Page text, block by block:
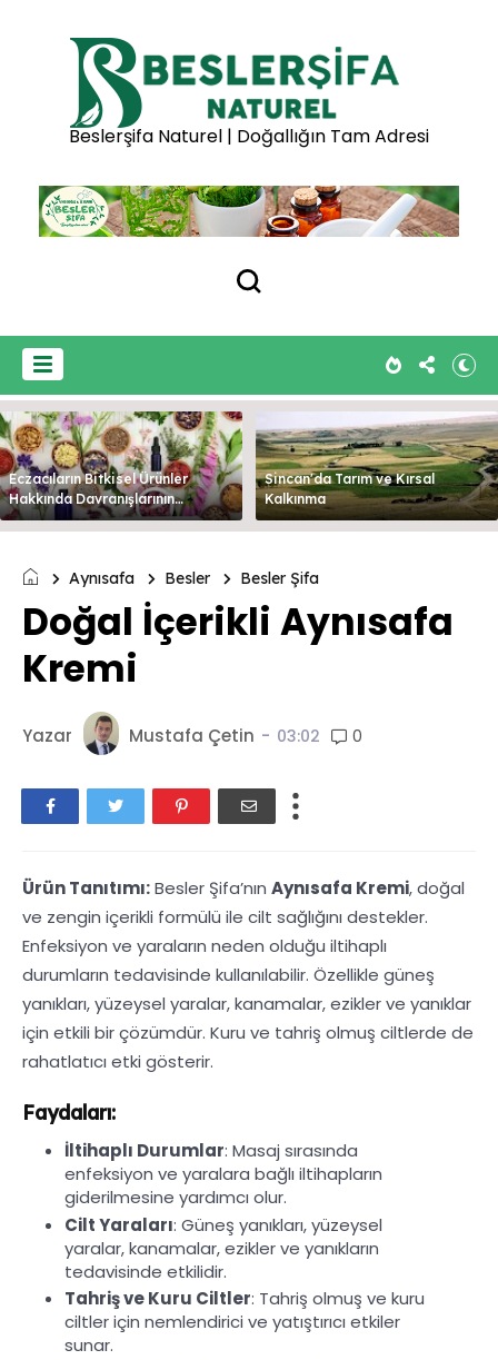
Beslerşifa Naturel | Doğallığın Tam Adresi
Eczacıların Bitkisel Ürünler
Hakkında Davranışlarının
Değerlendirilmesi
Sincan'da Tarım ve Kırsal
Kalkınma
Aynısafa Besler Besler Şifa
Doğal İçerikli Aynısafa
Kremi
Yazar Mustafa Çetin - 03:02 0
Ürün Tanıtımı:Besler Şifa’nın Aynısafa Kremi, doğal
ve zengin içerikli formülü ile cilt sağlığını destekler.
Enfeksiyon ve yaraların neden olduğu iltihaplı
durumların tedavisinde kullanılabilir. Özellikle güneş
yanıkları, yüzeysel yaralar, kanamalar, ezikler ve yanıklar
için etkili bir çözümdür. Kuru ve tahriş olmuş ciltlerde de
rahatlatıcı etki gösterir.
Faydaları:
İltihaplı Durumlar: Masaj sırasında
enfeksiyon ve yaralara bağlı iltihapların
giderilmesine yardımcı olur.
Cilt Yaraları: Güneş yanıkları, yüzeysel
yaralar, kanamalar, ezikler ve yanıkların
tedavisinde etkilidir.
Tahriş ve Kuru Ciltler: Tahriş olmuş ve kuru
ciltler için nemlendirici ve yatıştırıcı etkiler
sunar.